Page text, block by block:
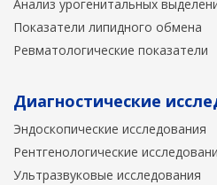
Анализ урогенитальных
Показатели липидного обмена
Ревматологические показатели
Диагностические
Эндоскопические исследования
Рентгенологические
Ультразвуковые исследования